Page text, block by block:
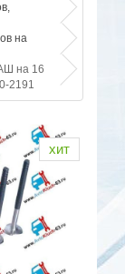
на
на 16
2191
хит